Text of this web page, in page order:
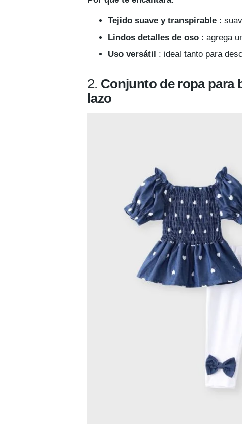
Tejido suave y transpirable :
Lindos detalles de oso : agrega
Uso versátil : ideal tanto para
2. Conjunto de ropa para
lazo